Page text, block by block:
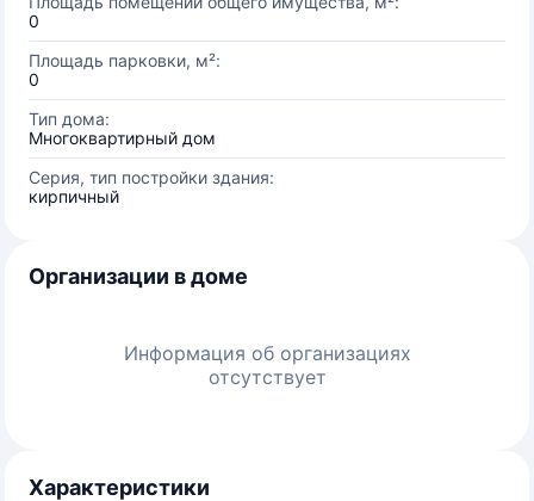
0
Площадь парковки, м²:
0
Тип дома:
Многоквартирный дом
Серия, тип постройки здания:
кирпичный
Организации в доме
Информация об организациях
отсутствует
Характеристики